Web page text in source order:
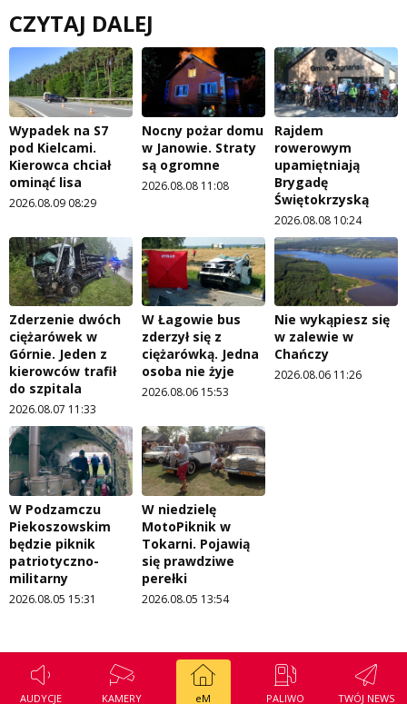
AUDYCJE KAMERY eM PALIWO TWÓJ NEWS
CZYTAJ DALEJ
Wypadek na S7
pod Kielcami.
Kierowca chciał
ominąć lisa
2026.08.09 08:29
Nocny pożar domu
w Janowie. Straty
są ogromne
2026.08.08 11:08
Rajdem
rowerowym
upamiętniają
Brygadę
Świętokrzyską
2026.08.08 10:24
Zderzenie dwóch
ciężarówek w
Górnie. Jeden z
kierowców trafił
do szpitala
2026.08.07 11:33
W Łagowie bus
zderzył się z
ciężarówką. Jedna
osoba nie żyje
2026.08.06 15:53
Nie wykąpiesz się
w zalewie w
Chańczy
2026.08.06 11:26
W Podzamczu
Piekoszowskim
będzie piknik
patriotyczno-
militarny
2026.08.05 15:31
W niedzielę
MotoPiknik w
Tokarni. Pojawią
się prawdziwe
perełki
2026.08.05 13:54